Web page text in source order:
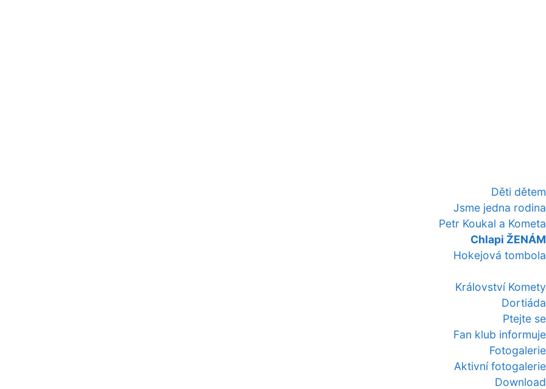
Děti dětem
Jsme jedna rodina
Petr Koukal a Kometa
Chlapi ŽENÁM
Hokejová tombola
Království Komety
Dortiáda
Ptejte se
Fan klub informuje
Fotogalerie
Aktivní fotogalerie
Download